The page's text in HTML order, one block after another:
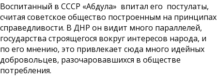
Воспитанный в СССР «Абдула» впитал его постулаты,
считая советское общество построенным на принципах
справедливости. В ДНР он видит много параллелей,
государства строящегося вокруг интересов народа, и
по его мнению, это привлекает сюда много идейных
добровольцев, разочаровавшихся в обществе
потребления.